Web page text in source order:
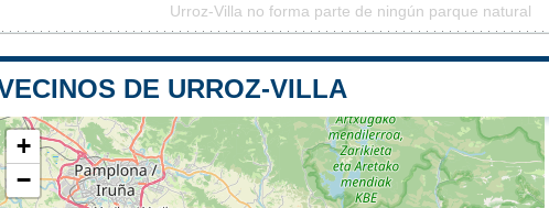
Urroz-Villa no forma parte de ningún parque natural
DE URROZ-VILLA
+
−